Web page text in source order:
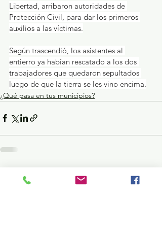
Libertad, arribaron autoridades de
Protección Civil, para dar los primeros
auxilios a las víctimas.
Según trascendió, los asistentes al
entierro ya habían rescatado a los dos
trabajadores que quedaron sepultados
luego de que la tierra se les vino encima.
¿Qué pasa en tus municipios?
Entradas recientes Ver todo